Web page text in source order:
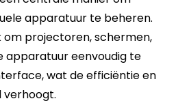
apparatuur te beheren.
om projectoren, schermen,
apparatuur eenvoudig te
wat de efficiëntie en
verhoogt.